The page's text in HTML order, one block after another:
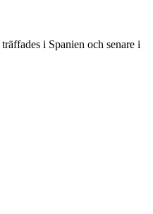
i Spanien och senare i